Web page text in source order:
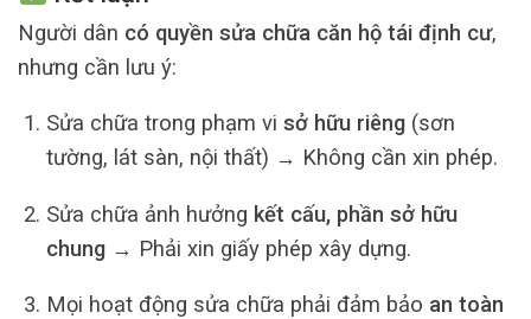
Người dân có quyền sửa chữa căn hộ tái định cư,
nhưng cần lưu ý:
Sửa chữa trong phạm vi sở hữu riêng(sơn
tường, lát sàn, nội thất) → Không cần xin phép.
Sửa chữa ảnh hưởng kết cấu, phần sở hữu
chung→ Phải xin giấy phép xây dựng.
Mọi hoạt động sửa chữa phải đảm bảo an toàn